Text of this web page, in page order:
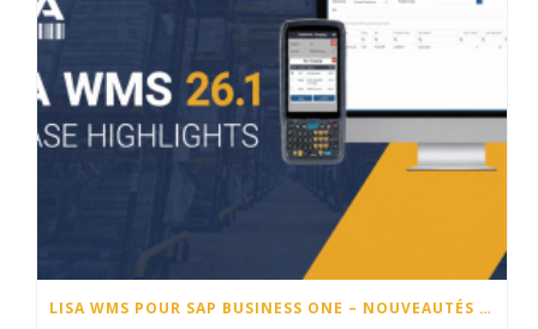
LISA WMS POUR SAP BUSINESS ONE – NOUVEAUTÉS DE LA VERSION 26.1